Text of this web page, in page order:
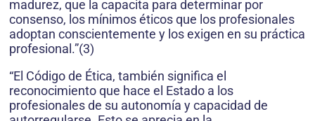
madurez, que la capacita para determinar por
consenso, los mínimos éticos que los profesionales
adoptan conscientemente y los exigen en su práctica
profesional.”(3)
“El Código de Ética, también significa el
reconocimiento que hace el Estado a los
profesionales de su autonomía y capacidad de